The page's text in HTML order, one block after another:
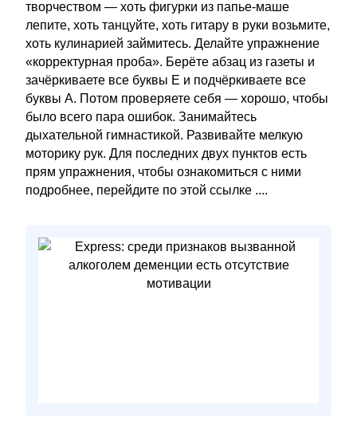
творчеством — хоть фигурки из папье-маше
лепите, хоть танцуйте, хоть гитару в руки возьмите,
хоть кулинарией займитесь. Делайте упражнение
«корректурная проба». Берёте абзац из газеты и
зачёркиваете все буквы Е и подчёркиваете все
буквы А. Потом проверяете себя — хорошо, чтобы
было всего пара ошибок. Занимайтесь
дыхательной гимнастикой. Развивайте мелкую
моторику рук. Для последних двух пунктов есть
прям упражнения, чтобы ознакомиться с ними
подробнее, перейдите по этой ссылке ....